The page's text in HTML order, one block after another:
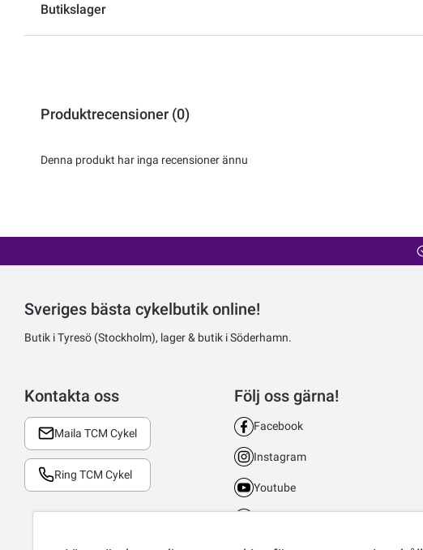
Butikslager
Produktrecensioner (0)
Denna produkt har inga recensioner ännu
Sveriges bästa cykelbutik online!
Butik i Tyresö (Stockholm), lager & butik i Söderhamn.
Kontakta oss
Maila TCM Cykel
Ring TCM Cykel
Följ oss gärna!
Facebook
Instagram
Youtube